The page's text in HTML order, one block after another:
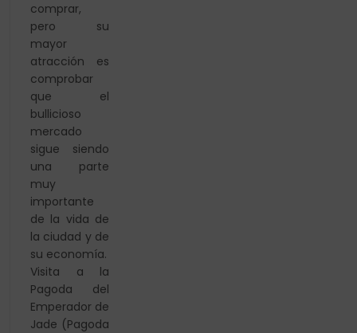
comprar,
pero su
mayor
atracción es
comprobar
que el
bullicioso
mercado
sigue siendo
una parte
muy
importante
de la vida de
la ciudad y de
su economía.
Visita a la
Pagoda del
Emperador de
Jade (Pagoda